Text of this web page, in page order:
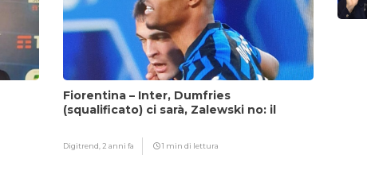
Fiorentina – Inter, Dumfries
(squalificato) ci sarà, Zalewski no: il
Digitrend,2 anni fa 1 min di lettura